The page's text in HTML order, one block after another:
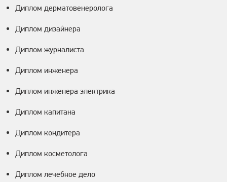
Диплом дерматовенеролога
Диплом дизайнера
Диплом журналиста
Диплом инженера
Диплом инженера электрика
Диплом капитана
Диплом кондитера
Диплом косметолога
Диплом лечебное дело